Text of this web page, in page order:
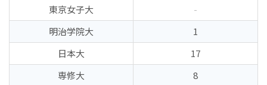
東京女子大
-
明治学院大
1
日本大
17
専修大
8